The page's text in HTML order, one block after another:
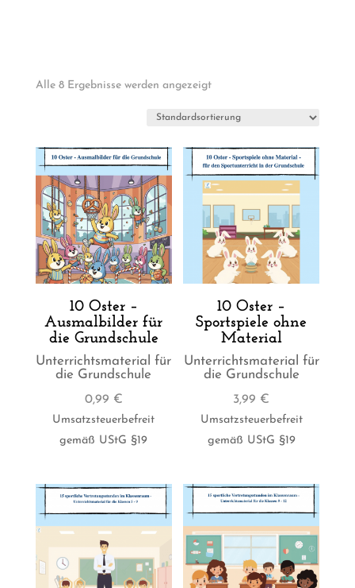
Alle 8 Ergebnisse werden angezeigt
10 Oster –
Ausmalbilder für
die Grundschule
Unterrichtsmaterial für
die Grundschule
0,99 €
Umsatzsteuerbefreit
gemäß UStG §19
10 Oster –
Sportspiele ohne
Material
Unterrichtsmaterial für
die Grundschule
3,99 €
Umsatzsteuerbefreit
gemäß UStG §19